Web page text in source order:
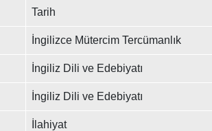
Tarih
İngilizce Mütercim Tercümanlık
İngiliz Dili ve Edebiyatı
İngiliz Dili ve Edebiyatı
İlahiyat